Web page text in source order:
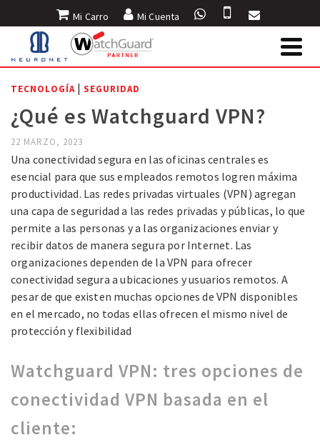
Mi Carro Mi Cuenta
INICIO BLOG » TECNOLOGÍA»¿QUÉ ES WATCHGUARD VPN?
TECNOLOGÍA | SEGURIDAD
¿Qué es Watchguard VPN?
22 MARZO, 2023
Una conectividad segura en las oficinas centrales es
esencial para que sus empleados remotos logren máxima
productividad. Las redes privadas virtuales (VPN) agregan
una capa de seguridad a las redes privadas y públicas, lo que
permite a las personas y a las organizaciones enviar y
recibir datos de manera segura por Internet. Las
organizaciones dependen de la VPN para ofrecer
conectividad segura a ubicaciones y usuarios remotos. A
pesar de que existen muchas opciones de VPN disponibles
en el mercado, no todas ellas ofrecen el mismo nivel de
protección y flexibilidad
Watchguard VPN: tres opciones de
conectividad VPN basada en el
cliente: